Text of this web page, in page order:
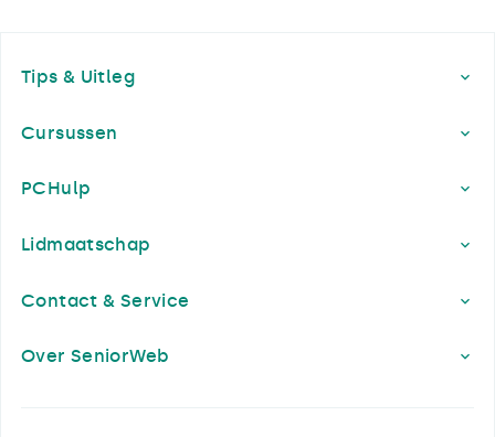
Tips & Uitleg
Cursussen
PCHulp
Lidmaatschap
Contact & Service
Over SeniorWeb